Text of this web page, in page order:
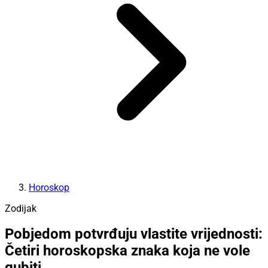
Horoskop
Zodijak
Pobjedom potvrđuju vlastite vrijednosti:
Četiri horoskopska znaka koja ne vole